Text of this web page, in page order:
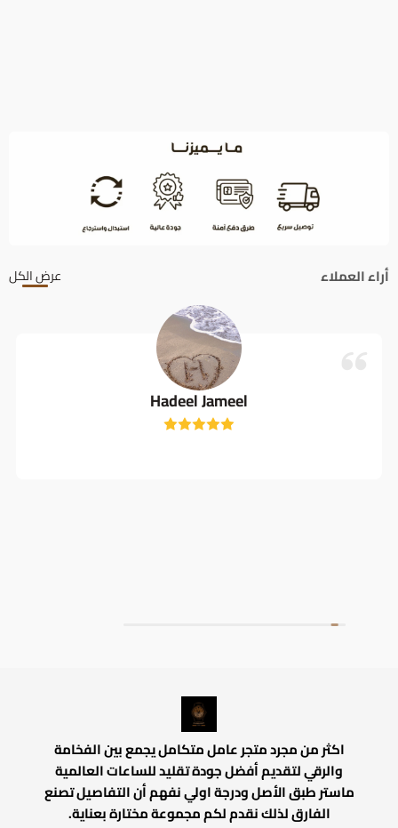
أراء العملاء عرض الكل
Hadeel Jameel
اكثر من مجرد متجر عامل متكامل يجمع بين الفخامة
والرقي لتقديم أفضل جودة تقليد للساعات العالمية
ماستر طبق الأصل ودرجة اولي نفهم أن التفاصيل تصنع
الفارق لذلك نقدم لكم مجموعة مختارة بعناية.